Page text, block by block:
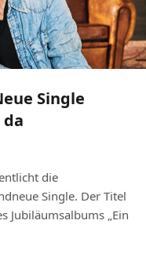
Single
da
die
Single. Der Titel
Jubiläumsalbums „Ein